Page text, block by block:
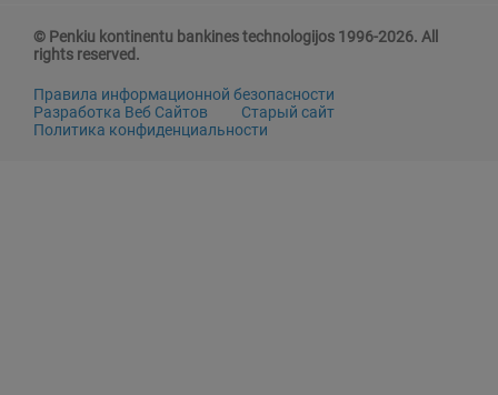
© Penkiu kontinentu bankines technologijos 1996-2026. All
rights reserved.
Правила информационной безопасности
Разработка Веб Сайтов
Старый сайт
Политика конфиденциальности